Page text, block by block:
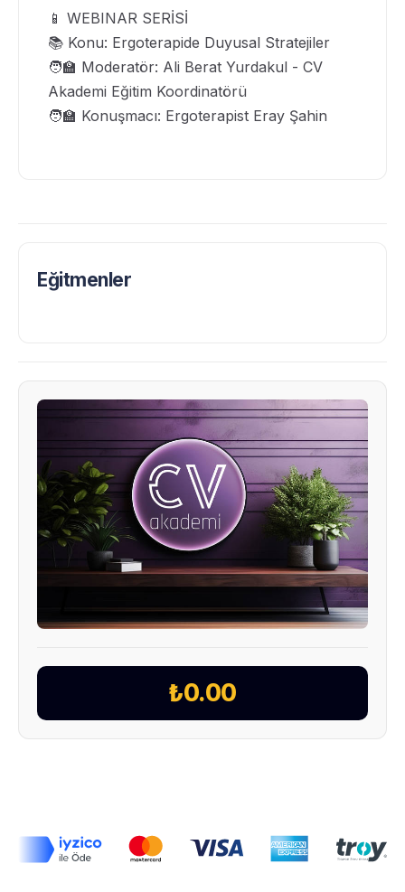
📱 WEBINAR SERİSİ
📚 Konu: Ergoterapide Duyusal Stratejiler
🧑‍🏫 Moderatör: Ali Berat Yurdakul - CV
Akademi Eğitim Koordinatörü
🧑‍🏫 Konuşmacı: Ergoterapist Eray Şahin
Eğitmenler
₺0.00